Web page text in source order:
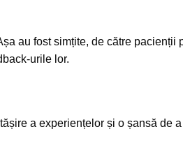
au fost simțite, de către pacienții
urile lor.
a experiențelor și o șansă de